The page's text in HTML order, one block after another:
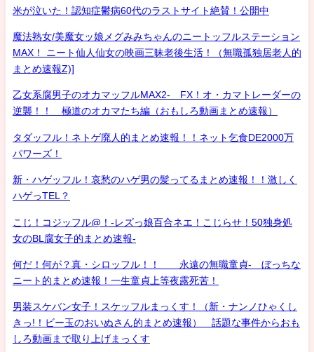
米が泣いた！認知症鬱病60代のラストサイト絶賛！公開中
魔法熟女/美魔女ッ娘メグみみちゃんのニートッフルステーション
MAX！ ニート仙人仙女の映画三昧老後生活！（無職孤独居老人的
まとめ速報Z)]
乙女系腐男子のオカマッフルMAX2- FX！オ・カマトレーダーの
逆襲！！ 極道のオカマたち編（おもしろ動画まとめ速報）
タダッフル！ネトゲ廃人的まとめ速報！！ネット乞食DE2000万
パワーズ！
新・ハゲッフル！哀愁のハゲ男の髪ってるまとめ速報！！激しく
ハゲっTEL？
こじ！コジッフル@！-レズっ娘百合ネエ！こじらせ！50独身処
女のBL腐女子的まとめ速報-
何だ！何が？真・シロッフル！！ 永遠の無職童貞- ぼっちな
ニート的まとめ速報！一生童貞上等夜露死苦！
男装スケバン女子！スケッフルまっくす！（新・ナンノひゃくし
きっ!！ビー玉のおいぬさん的まとめ速報） 話題な事件からおも
しろ動画まで取り上げまっくす